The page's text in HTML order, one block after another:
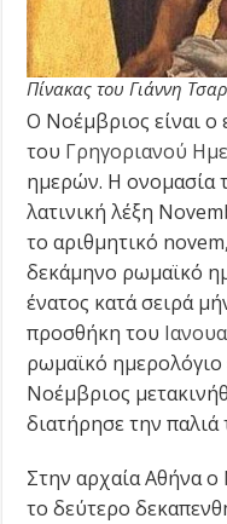
Πίνακας του Γιάννη
Ο Νοέμβριος είναι ο
του Γρηγοριανού
ημερών. Η ονομασία
λατινική λέξη
το αριθμητικό
δεκάμηνο ρωμαϊκό
ένατος κατά σειρά
προσθήκη του
ρωμαϊκό
Νοέμβριος
διατήρησε την παλιά
Στην αρχαία Αθήνα
το δεύτερο